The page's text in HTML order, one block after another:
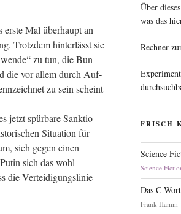
ers­te Mal über­haupt an
Trotz­dem hin­ter­lässt sie
zu tun, die Bun­
die vor allem durch Auf­
zu sein scheint
jetzt spür­ba­re Sank­tio­
Situa­ti­on für
sich gegen einen
sich das wohl
die Ver­tei­di­gungs­li­nie
Über
was das
Rechner
FRISCH
Science
Science
Das C-
Frank Hamm